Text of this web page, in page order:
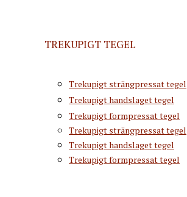
TREKUPIGT TEGEL
Trekupigt strängpressat tegel
Trekupigt handslaget tegel
Trekupigt formpressat tegel
Trekupigt strängpressat tegel
Trekupigt handslaget tegel
Trekupigt formpressat tegel